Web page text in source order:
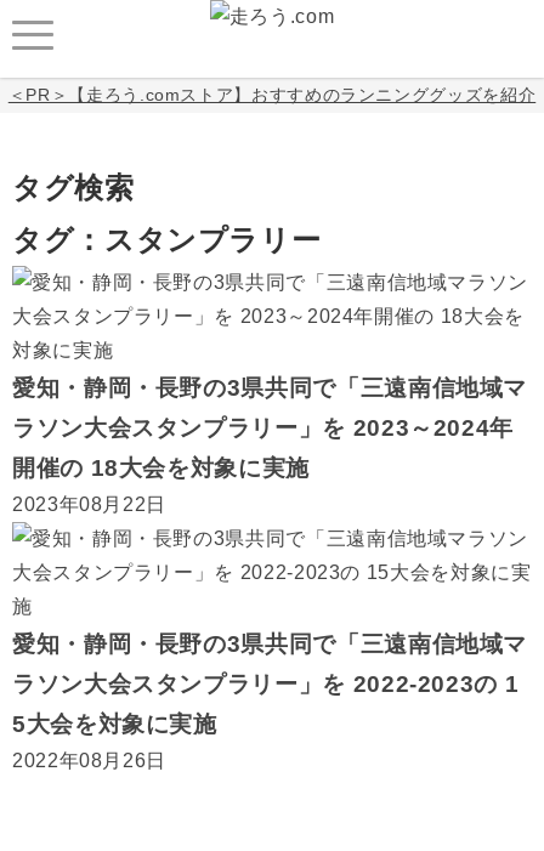
＜PR＞【走ろう.comストア】おすすめのランニンググッズを紹介
タグ検索
タグ：スタンプラリー
愛知・静岡・長野の3県共同で「三遠南信地域マ
ラソン大会スタンプラリー」を 2023～2024年
開催の 18大会を対象に実施
2023年08月22日
愛知・静岡・長野の3県共同で「三遠南信地域マ
ラソン大会スタンプラリー」を 2022-2023の 1
5大会を対象に実施
2022年08月26日